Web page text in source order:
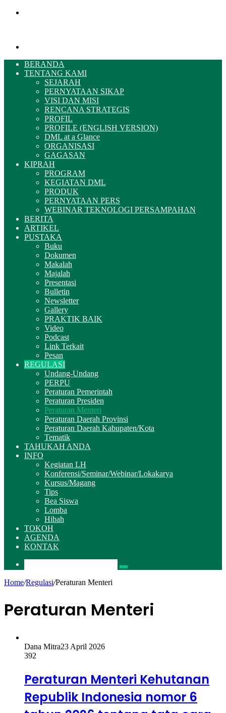
BERANDA
TENTANG KAMI
SEJARAH
PERNYATAAN SIKAP
VISI DAN MISI
RENCANA STRATEGIS
PROFIL
PROFILE (ENGLISH VERSION)
DML at a Glance
ORGANISASI
GAGASAN
KIPRAH
PROGRAM
KEGIATAN DML
PRODUK
PERNYATAAN PERS
WEBINAR TEKNOLOGI PERSAMPAHAN
BERITA
ARTIKEL
PUSTAKA
Buku
Dokumen
Makalah
Majalah
Presentasi
Bulletin
Newsletter
Gallery
PRAKTIK BAIK
Video
Podcast
Link Terkait
Pesan
REGULASI
Undang-Undang
PERPU
Peraturan Pemerintah
Peraturan Presiden
Peraturan Menteri
Peraturan Daerah Provinsi
Peraturan Daerah Kabupaten/Kota
Tematik
TAHUKAH ANDA
INFO
Kegiatan LH
Konferensi/Seminar/Webinar/Lokakarya
Kursus/Magang
Tips
Bea Siswa
Lomba
Hibah
TOKOH
AGENDA
KONTAK
Pencarian
Home/Regulasi/Peraturan Menteri
Peraturan Menteri
Dana Mitra23 April 2026
392
Peraturan Menteri Kehutanan
Republik Indonesia nomor 6